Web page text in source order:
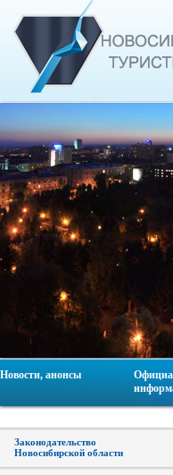
Новости, анонсы
Законодательство
Новосибирской области